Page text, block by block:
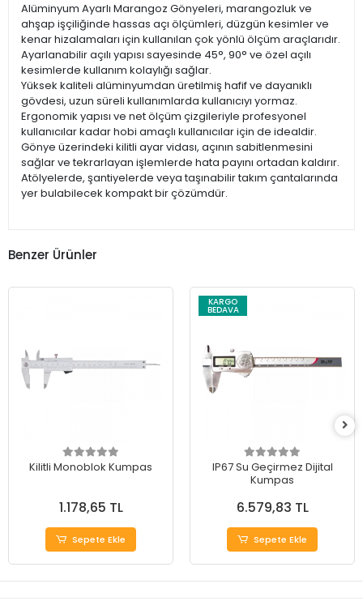
Alüminyum Ayarlı Marangoz Gönyeleri, marangozluk ve
ahşap işçiliğinde hassas açı ölçümleri, düzgün kesimler ve
kenar hizalamaları için kullanılan çok yönlü ölçüm araçlarıdır.
Ayarlanabilir açılı yapısı sayesinde 45°, 90° ve özel açılı
kesimlerde kullanım kolaylığı sağlar.
Yüksek kaliteli alüminyumdan üretilmiş hafif ve dayanıklı
gövdesi, uzun süreli kullanımlarda kullanıcıyı yormaz.
Ergonomik yapısı ve net ölçüm çizgileriyle profesyonel
kullanıcılar kadar hobi amaçlı kullanıcılar için de idealdir.
Gönye üzerindeki kilitli ayar vidası, açının sabitlenmesini
sağlar ve tekrarlayan işlemlerde hata payını ortadan kaldırır.
Atölyelerde, şantiyelerde veya taşınabilir takım çantalarında
yer bulabilecek kompakt bir çözümdür.
Benzer Ürünler
Kilitli Monoblok Kumpas
1.178,65 TL
Sepete Ekle
KARGO
BEDAVA
IP67 Su Geçirmez Dijital
Kumpas
6.579,83 TL
Sepete Ekle